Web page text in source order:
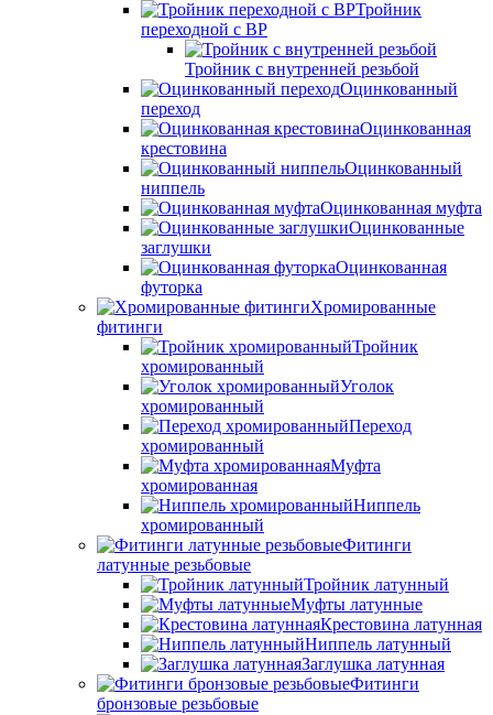
Тройник
переходной с ВР
Тройник с внутренней резьбой
Оцинкованный
переход
Оцинкованная
крестовина
Оцинкованный
ниппель
Оцинкованная муфта
Оцинкованные
заглушки
Оцинкованная
футорка
Хромированные
фитинги
Тройник
хромированный
Уголок
хромированный
Переход
хромированный
Муфта
хромированная
Ниппель
хромированный
Фитинги
латунные резьбовые
Тройник латунный
Муфты латунные
Крестовина латунная
Ниппель латунный
Заглушка латунная
Фитинги
бронзовые резьбовые